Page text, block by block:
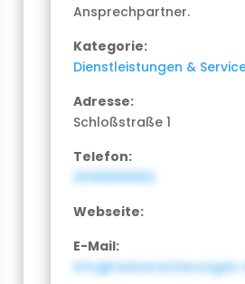
Ansprechpartner.
Kategorie:
Dienstleistungen &
Adresse:
Schloßstraße 1
Telefon:
3040560052
Webseite:
E-Mail: